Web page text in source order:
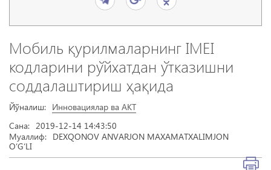
Мобиль қурилмaлaрнинг IMEI
кодлaрини рўйхaтдaн ўткaзишни
соддaлaштириш ҳақида
Йўналиш: Инновациялар ва АКТ
Сана: 2019-12-14 14:43:50
Муаллиф: DEXQONOV ANVARJON MAXAMATXALIMJON
O‘G‘LI